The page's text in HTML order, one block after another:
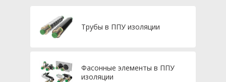
Трубы в ППУ изоляции
Фасонные элементы в ППУ
изоляции